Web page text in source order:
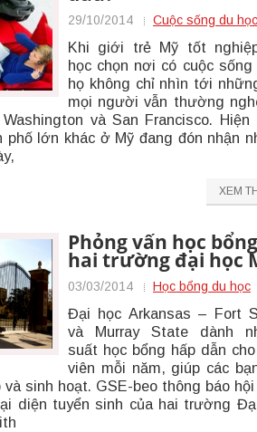
29/10/2014 Cuộc sống du
Khi giới trẻ Mỹ tốt
học chọn nơi có cuộc
họ không chỉ nhìn tới
mọi người vẫn thường
và San Francisco. Hiện
phố lớn khác ở Mỹ đang đón nhận
XEM
Phỏng vấn học bổng
hai trường đại học
03/03/2014 Học bổng du học
Đại học Arkansas – Fort
và Murray State dành
suất học bổng hấp dẫn
viên mỗi năm, giúp các
sinh hoạt. GSE-beo thông báo
diện tuyển sinh của hai trường